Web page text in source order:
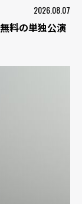
2026.08.07
料の単独公演